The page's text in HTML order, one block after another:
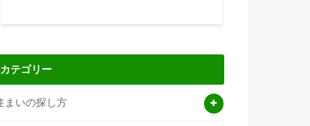
カテゴリー
まいの探し方